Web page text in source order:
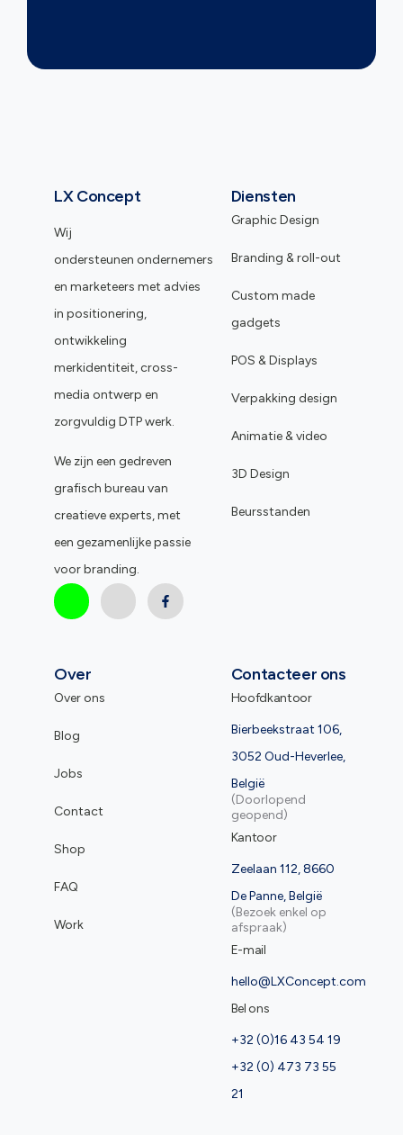
LX Concept
Wij
ondersteunen ondernemers
en marketeers met advies
in positionering,
ontwikkeling
merkidentiteit, cross-
media ontwerp en
zorgvuldig DTP werk.
We zijn een gedreven
grafisch bureau van
creatieve experts, met
een gezamenlijke passie
voor branding.
Diensten
Graphic Design
Branding & roll-out
Custom made
gadgets
POS & Displays
Verpakking design
Animatie & video
3D Design
Beursstanden
Over
Over ons
Blog
Jobs
Contact
Shop
FAQ
Work
Contacteer ons
Hoofdkantoor
Bierbeekstraat 106,
3052 Oud-Heverlee,
België
(Doorlopend
geopend)
Kantoor
Zeelaan 112, 8660
De Panne, België
(Bezoek enkel op
afspraak)
E-mail
hello@LXConcept.com
Bel ons
+32 (0)16 43 54 19
+32 (0) 473 73 55
21